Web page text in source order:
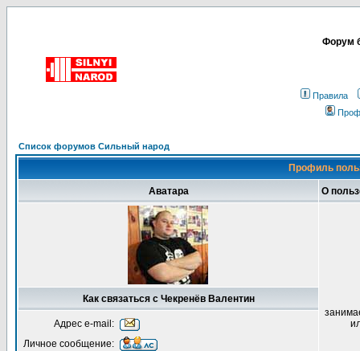
Форум
Правила
Список форумов Сильный народ
Профиль
Аватара О
Как связаться с Чекренёв Валентин
Адрес e-mail:
Личное сообщение: